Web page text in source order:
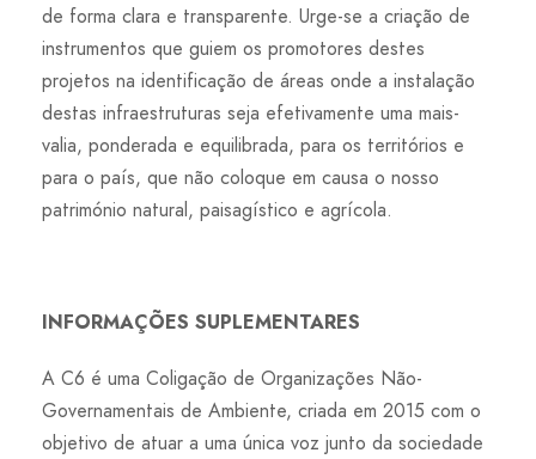
de forma clara e transparente. Urge-se a criação de
instrumentos que guiem os promotores destes
projetos na identificação de áreas onde a instalação
destas infraestruturas seja efetivamente uma mais-
valia, ponderada e equilibrada, para os territórios e
para o país, que não coloque em causa o nosso
património natural, paisagístico e agrícola.
INFORMAÇÕES SUPLEMENTARES
A C6 é uma Coligação de Organizações Não-
Governamentais de Ambiente, criada em 2015 com o
objetivo de atuar a uma única voz junto da sociedade